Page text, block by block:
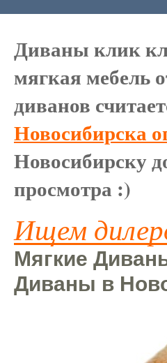
Диваны клик
мягкая мебель
диванов
Новосибирска
Новосибирску
просмотра :)
Ищем
Мягкие
Диваны в